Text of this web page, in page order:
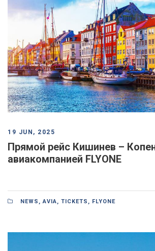
19 JUN, 2025
Прямой рейс Кишинев –
авиакомпанией FLYONE
NEWS AVIA TICKETS FLYONE